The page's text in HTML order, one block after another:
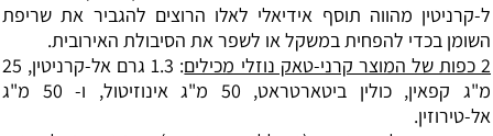
ל-קרניטין מהווה תוסף אידיאלי לאלו הרוצים להגביר את שריפת
השומן בכדי להפחית במשקל או לשפר את הסיבולת האירובית.
2 כפות של המוצר קרני-טאק נוזלי מכילים
: 1.3 גרם אל-קרניטין, 25
מ"ג קפאין, כולין ביטארטראט, 50 מ"ג אינוזיטול, ו- 50 מ"ג
אל-טירוזין.